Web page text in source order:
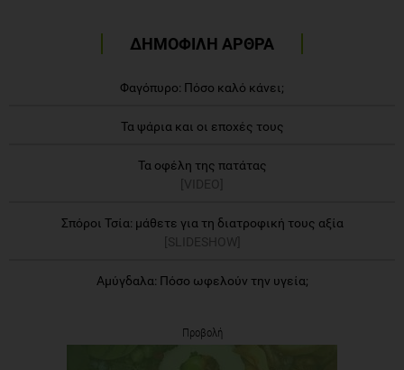
ΔΗΜΟΦΙΛΗ ΑΡΘΡΑ
Φαγόπυρο: Πόσο καλό κάνει;
Τα ψάρια και οι εποχές τους
Τα οφέλη της πατάτας
[VIDEO]
Σπόροι Τσία: μάθετε για τη διατροφική τους αξία
[SLIDESHOW]
Αμύγδαλα: Πόσο ωφελούν την υγεία;
Προβολή